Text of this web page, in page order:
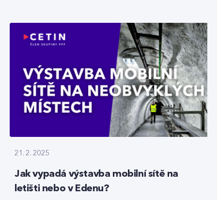
21. 2. 2025
Jak vypadá výstavba mobilní sítě na
letišti nebo v Edenu?